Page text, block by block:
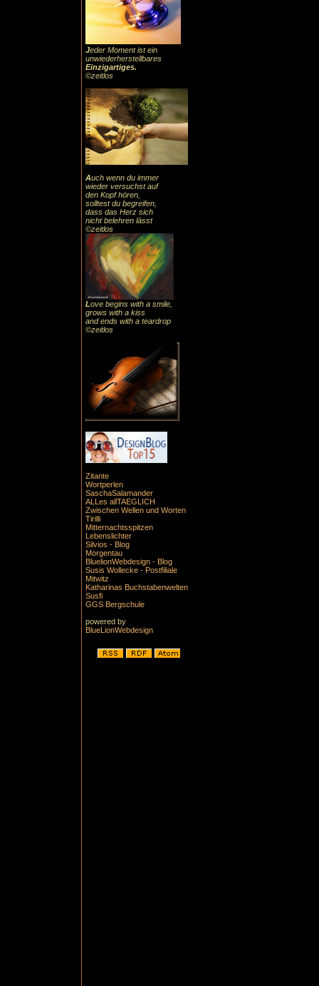
Jeder Moment ist ein
unwiederherstellbares
Einzigartiges.
©zeitlos
Auch wenn du immer
wieder versuchst auf
den Kopf hören,
solltest du begreifen,
dass das Herz sich
nicht belehren lässt
©zeitlos
Love begins with a smile,
grows with a kiss
and ends with a teardrop
©zeitlos
Zitante
Wortperlen
SaschaSalamander
ALLes allTAEGLICH
Zwischen Wellen und Worten
Tirilli
Mitternachtsspitzen
Lebenslichter
Silvios - Blog
Morgentau
BluelionWebdesign - Blog
Susis Wollecke - Postfiliale
Mitwitz
Katharinas Buchstabenwelten
Susfi
GGS Bergschule
powered by
BlueLionWebdesign